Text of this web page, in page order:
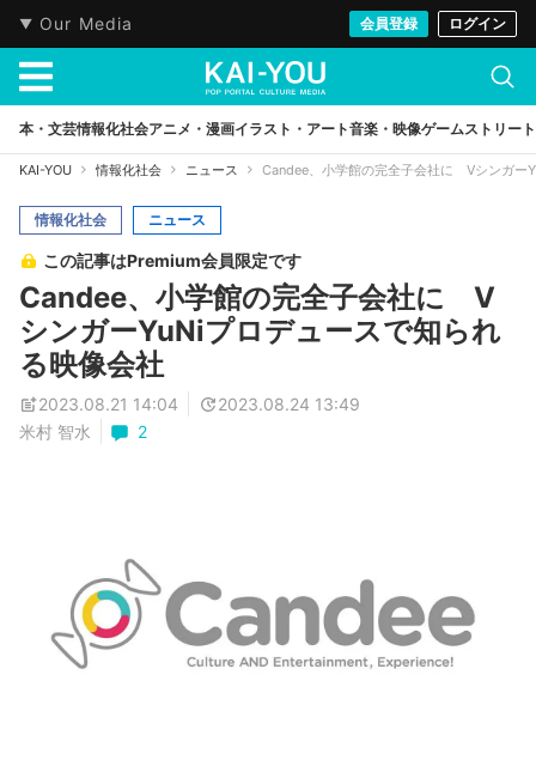
Our Media 会員登録 ログイン
本・文芸情報化社会アニメ・漫画イラスト・アート音楽・映像ゲームストリート
KAI-YOU 情報化社会 ニュース Candee、小学館の完全子会社に Vシンガー
情報化社会 ニュース
この記事はPremium会員限定です
Candee、小学館の完全子会社に V
シンガーYuNiプロデュースで知られ
る映像会社
2023.08.21 14:04
2023.08.24 13:49
米村 智水
2